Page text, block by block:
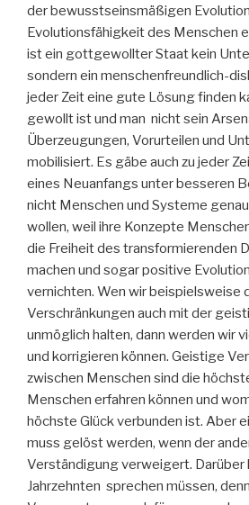
der bewusstseinsmäßigen
Evolutionsfähigkeit des Menschen
ist ein gottgewollter Staat kein
sondern ein menschenfreundlich-
jeder Zeit eine gute Lösung finden
gewollt ist und man nicht sein
Überzeugungen, Vorurteilen und
mobilisiert. Es gäbe auch zu jeder
eines Neuanfangs unter besseren
nicht Menschen und Systeme
wollen, weil ihre Konzepte
die Freiheit des transformierenden
machen und sogar positive
vernichten. Wen wir beispielsweise
Verschränkungen auch mit der
unmöglich halten, dann werden wir
und korrigieren können. Geistige
zwischen Menschen sind die
Menschen erfahren können und
höchste Glück verbunden ist. Aber
muss gelöst werden, wenn der
Verständigung verweigert. Darüber
Jahrzehnten sprechen müssen,